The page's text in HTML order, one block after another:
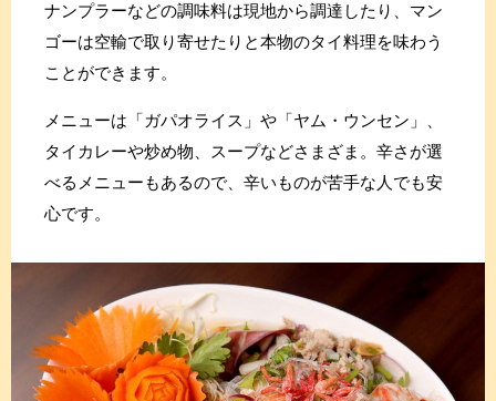
ナンプラーなどの調味料は現地から調達したり、マン
ゴーは空輸で取り寄せたりと本物のタイ料理を味わう
ことができます。
メニューは「ガパオライス」や「ヤム・ウンセン」、
タイカレーや炒め物、スープなどさまざま。辛さが選
べるメニューもあるので、辛いものが苦手な人でも安
心です。